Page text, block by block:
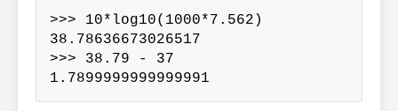
>>> 10*log10(1000*7.562)
38.78636673026517
>>> 38.79 - 37
1.7899999999999991